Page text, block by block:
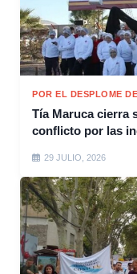
POR EL DESPLOME
Tía Maruca cierra
conflicto por las
29 JULIO, 2026